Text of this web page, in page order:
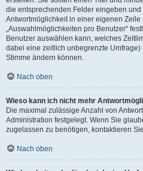
die entsprechenden Felder eingeben
Antwortmöglichkeit in einer eigenen
„Auswahlmöglichkeiten pro Benutzer“
Benutzer auswählen kann, welches
dabei eine zeitlich unbegrenzte
Stimme ändern können.
Nach oben
Wieso kann ich nicht mehr
Die maximal zulässige Anzahl von
Administration festgelegt. Wenn Sie
zugelassen zu benötigen, kontaktieren
Nach oben